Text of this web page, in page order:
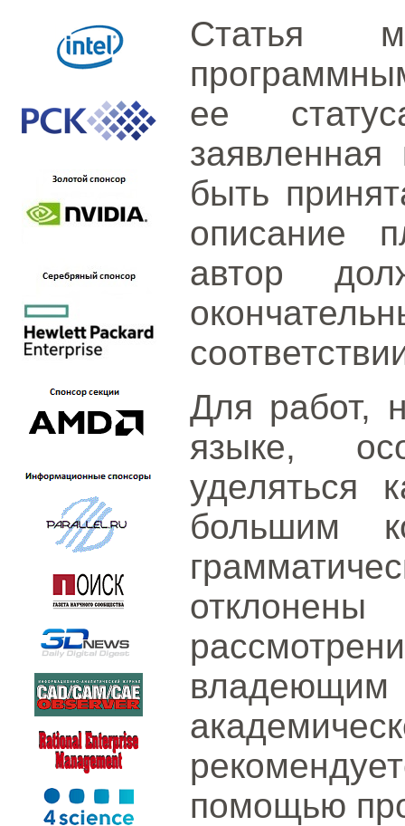
Статья
ее
быть
описание
автор
Для работ,
языке,
уделяться
большим
помощью